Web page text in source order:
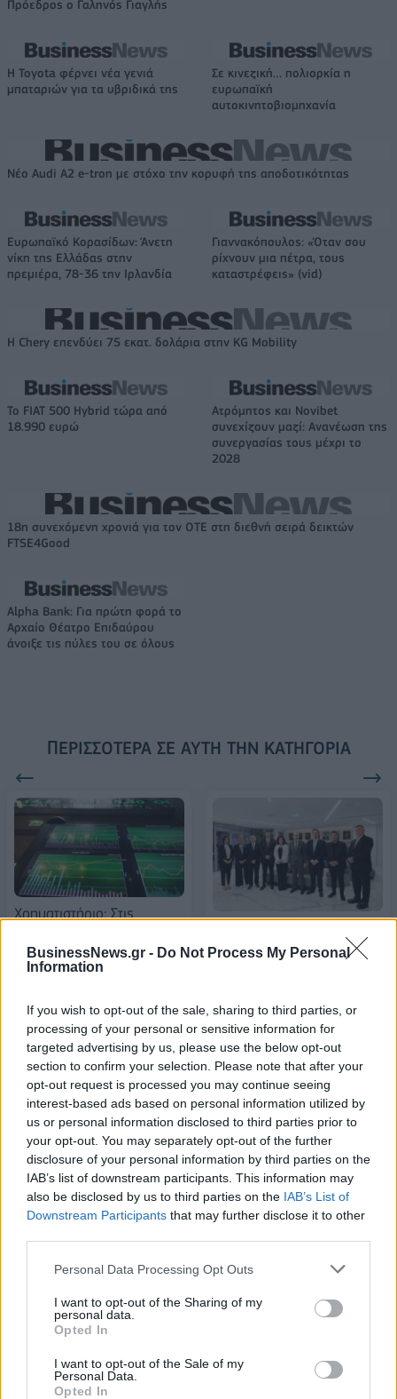
BusinessNews.gr - Do Not Process My Personal
Information
If you wish to opt-out of the sale, sharing to third parties, or
processing of your personal or sensitive information for
targeted advertising by us, please use the below opt-out
section to confirm your selection. Please note that after your
opt-out request is processed you may continue seeing
interest-based ads based on personal information utilized by
us or personal information disclosed to third parties prior to
your opt-out. You may separately opt-out of the further
disclosure of your personal information by third parties on the
IAB’s list of downstream participants. This information may
also be disclosed by us to third parties on the IAB’s List of
Downstream Participants that may further disclose it to other
Personal Data Processing Opt Outs
I want to opt-out of the Sharing of my
personal data.
Opted In
I want to opt-out of the Sale of my
Personal Data.
Opted In
Πρόεδρος ο Γαληνός Γιαγλής
Η Toyota φέρνει νέα γενιά
μπαταριών για τα υβριδικά της
Σε κινεζική… πολιορκία η
ευρωπαϊκή
αυτοκινητοβιομηχανία
Νέο Audi A2 e-tron με στόχο την κορυφή της αποδοτικότητας
Ευρωπαϊκό Κορασίδων: Άνετη
νίκη της Ελλάδας στην
πρεμιέρα, 78-36 την Ιρλανδία
Γιαννακόπουλος: «Όταν σου
ρίχνουν μια πέτρα, τους
καταστρέφεις» (vid)
Η Chery επενδύει 75 εκατ. δολάρια στην KG Mobility
Το FIAT 500 Hybrid τώρα από
18.990 ευρώ
Ατρόμητος και Novibet
συνεχίζουν μαζί: Ανανέωση της
συνεργασίας τους μέχρι το
2028
18η συνεχόμενη χρονιά για τον ΟΤΕ στη διεθνή σειρά δεικτών
FTSE4Good
Alpha Bank: Για πρώτη φορά το
Αρχαίο Θέατρο Επιδαύρου
άνοιξε τις πύλες του σε όλους
ΠΕΡΙΣΣΌΤΕΡΑ ΣΕ ΑΥΤΉ ΤΗΝ ΚΑΤΗΓΟΡΊΑ
Χρηματιστήριο: Στις
Γενικός Δείκτης Τιμών, με
οριακή άνοδο 0,07%
προοπτικές συνεργασίας
Ελλάδας και Αλβανίας
αναπτυξιακούς τομείς
22/05/2026 - 17:04
για την ενίσχυση της βιοασφάλειας
07/08/2026 - 17:02